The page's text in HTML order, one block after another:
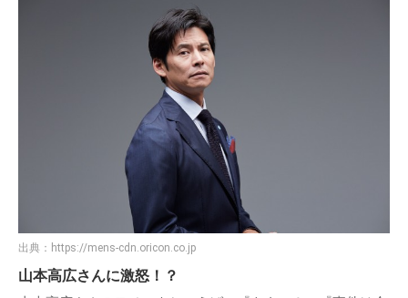
出典： https://mens-cdn.oricon.co.jp
山本高広さんに激怒！？